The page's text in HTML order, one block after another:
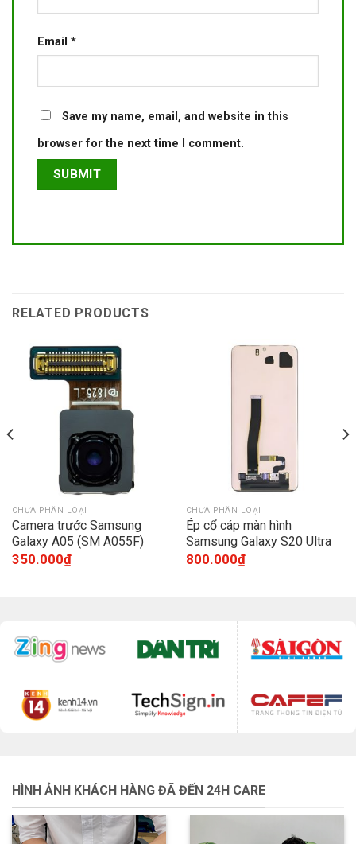
Email *
Save my name, email, and website in this
browser for the next time I comment.
RELATED PRODUCTS
CHƯA PHÂN LOẠI
Camera trước Samsung
Galaxy A05 (SM A055F)
350.000₫
CHƯA PHÂN LOẠI
Ép cổ cáp màn hình
Samsung Galaxy S20 Ultra
G988
800.000₫
HÌNH ẢNH KHÁCH HÀNG ĐÃ ĐẾN 24H CARE